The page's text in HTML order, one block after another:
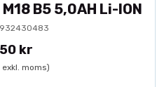
B5 5,0AH Li-ION
kr
moms)